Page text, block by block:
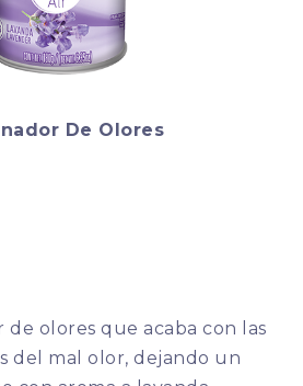
De Olores
olores que acaba con las
del mal olor, dejando un